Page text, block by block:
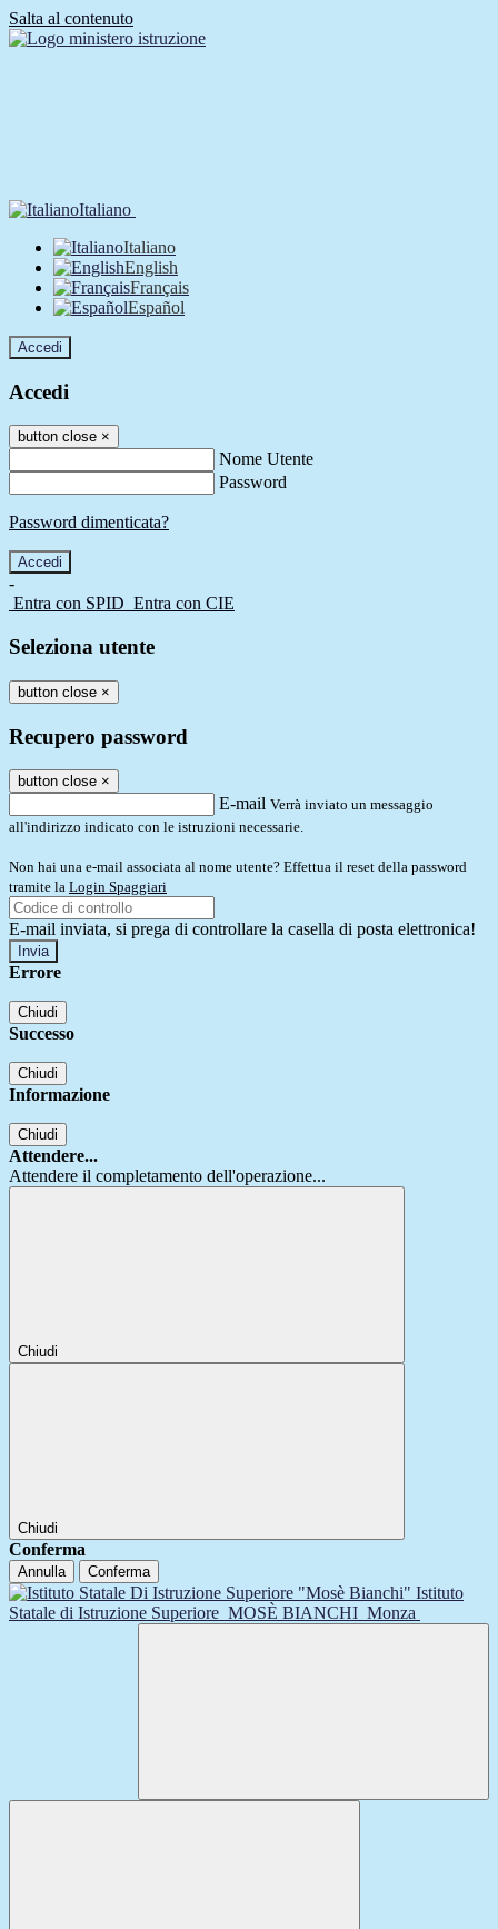
Salta al contenuto
Italiano
Italiano
English
Français
Español
Accedi
Accedi
button close ×
Nome Utente
Password
Password dimenticata?
-
Entra con SPID Entra con CIE
Seleziona utente
button close ×
Recupero password
button close ×
E-mail Verrà inviato un messaggio
all'indirizzo indicato con le istruzioni necessarie.
Non hai una e-mail associata al nome utente? Effettua il reset della password
tramite la Login Spaggiari
E-mail inviata, si prega di controllare la casella di posta elettronica!
Errore
Chiudi
Successo
Chiudi
Informazione
Chiudi
Attendere...
Attendere il completamento dell'operazione...
Chiudi
Chiudi
Conferma
Annulla Conferma
Istituto
Statale di Istruzione Superiore MOSÈ BIANCHI Monza